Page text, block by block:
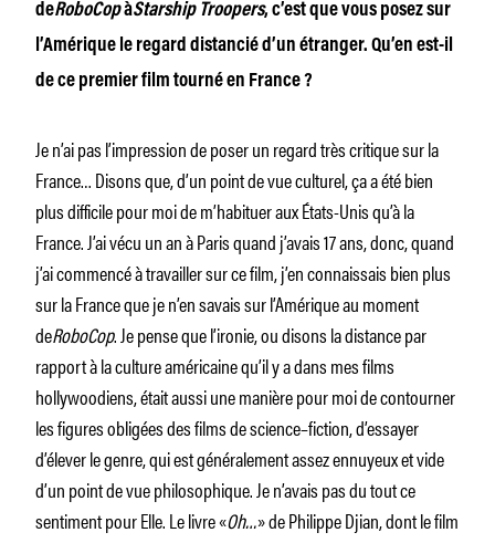
deRoboCopàStarship Troopers, c’est que vous posez sur
l’Amérique le regard distancié d’un étranger. Qu’en est-il
de ce premier film tourné en France ?
Je n’ai pas l’impression de poser un regard très critique sur la
France… Disons que, d’un point de vue culturel, ça a été bien
plus difficile pour moi de m’habituer aux États-Unis qu’à la
France. J’ai vécu un an à Paris quand j’avais 17 ans, donc, quand
j’ai commencé à travailler sur ce film, j’en connaissais bien plus
sur la France que je n’en savais sur l’Amérique au moment
deRoboCop. Je pense que l’ironie, ou disons la distance par
rapport à la culture américaine qu’il y a dans mes films
hollywoodiens, était aussi une manière pour moi de contourner
les figures obligées des films de science–fiction, d’essayer
d’élever le genre, qui est généralement assez ennuyeux et vide
d’un point de vue philosophique. Je n’avais pas du tout ce
sentiment pour Elle. Le livre «Oh…» de Philippe Djian, dont le film